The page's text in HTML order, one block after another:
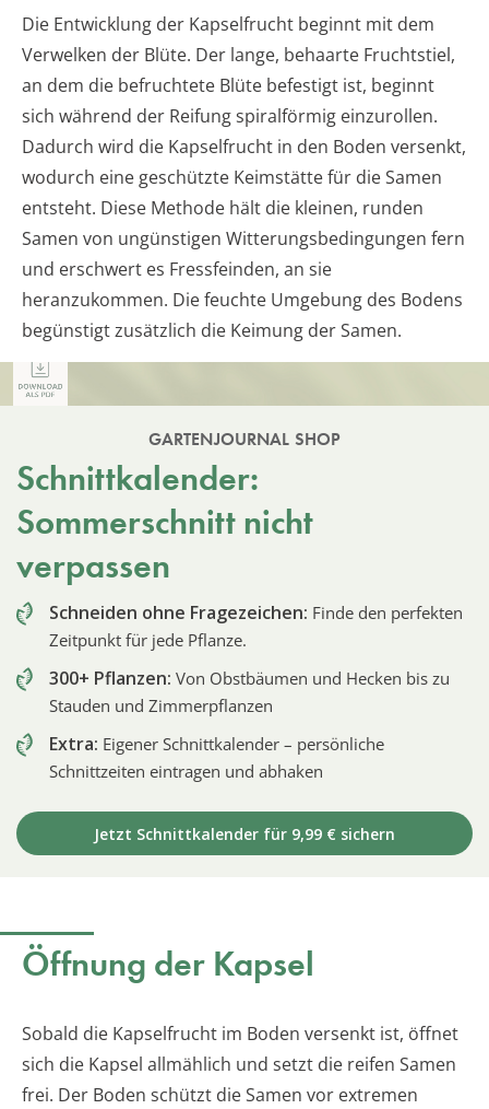
Die Entwicklung der Kapselfrucht beginnt mit dem
Verwelken der Blüte. Der lange, behaarte Fruchtstiel,
an dem die befruchtete Blüte befestigt ist, beginnt
sich während der Reifung spiralförmig einzurollen.
Dadurch wird die Kapselfrucht in den Boden versenkt,
wodurch eine geschützte Keimstätte für die Samen
entsteht. Diese Methode hält die kleinen, runden
Samen von ungünstigen Witterungsbedingungen fern
und erschwert es Fressfeinden, an sie
heranzukommen. Die feuchte Umgebung des Bodens
begünstigt zusätzlich die Keimung der Samen.
GARTENJOURNAL SHOP
Schnittkalender:
Sommerschnitt nicht
verpassen
Schneiden ohne Fragezeichen: Finde den perfekten
Zeitpunkt für jede Pflanze.
300+ Pflanzen: Von Obstbäumen und Hecken bis zu
Stauden und Zimmerpflanzen
Extra: Eigener Schnittkalender – persönliche
Schnittzeiten eintragen und abhaken
Jetzt Schnittkalender für 9,99 € sichern
Öffnung der Kapsel
Sobald die Kapselfrucht im Boden versenkt ist, öffnet
sich die Kapsel allmählich und setzt die reifen Samen
frei. Der Boden schützt die Samen vor extremen